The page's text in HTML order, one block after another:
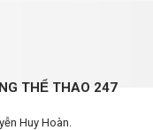
THỂ THAO 247
Huy Hoàn.